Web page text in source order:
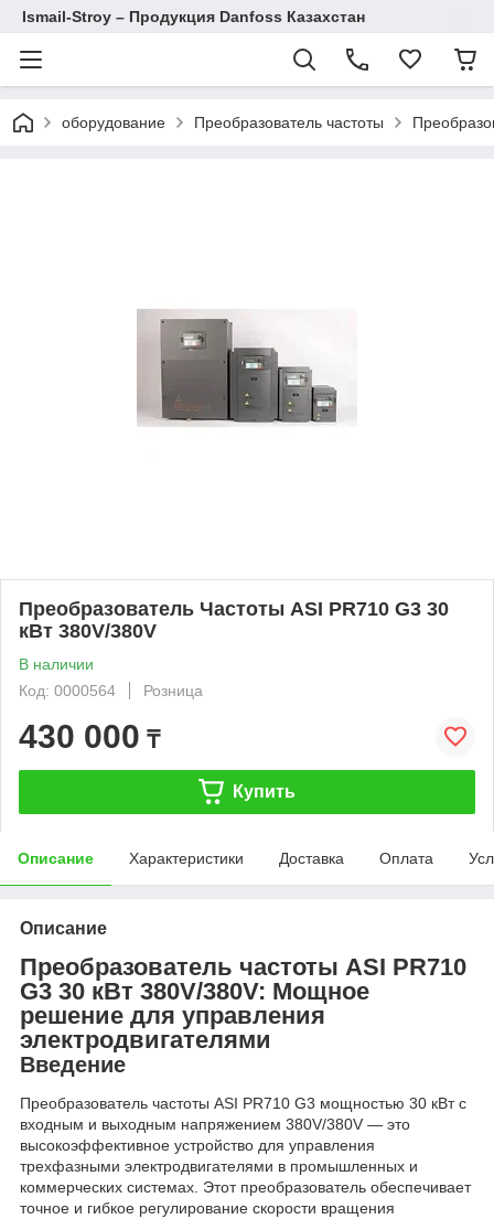
Ismail-Stroy – Продукция Danfoss Казахстан
оборудование Преобразователь частоты
Преобразователь Частоты ASI PR710 G3 30
кВт 380V/380V
В наличии
Код: 0000564
Розница
430 000 ₸
Купить
Описание Характеристики Доставка Оплата
Описание
Преобразователь частоты ASI PR710
G3 30 кВт 380V/380V: Мощное
решение для управления
электродвигателями
Введение
Преобразователь частоты ASI PR710 G3 мощностью 30 кВт с
входным и выходным напряжением 380V/380V — это
высокоэффективное устройство для управления
трехфазными электродвигателями в промышленных и
коммерческих системах. Этот преобразователь обеспечивает
точное и гибкое регулирование скорости вращения